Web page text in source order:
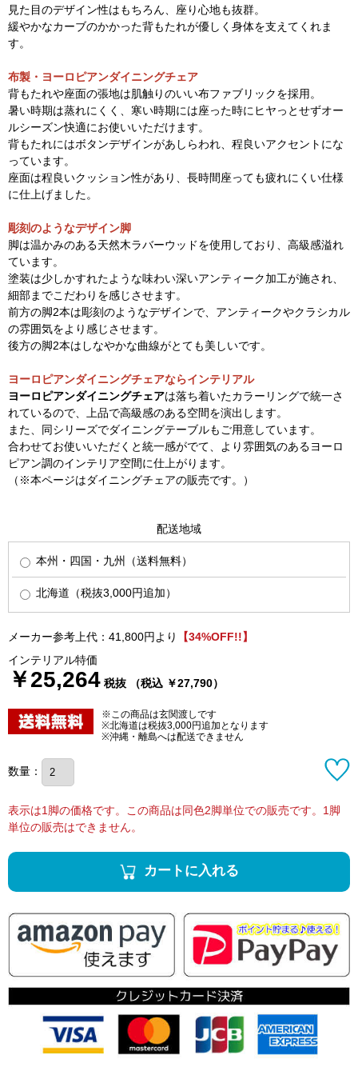
見た目のデザイン性はもちろん、座り心地も抜群。
緩やかなカーブのかかった背もたれが優しく身体を支えてくれま
す。
布製・ヨーロピアンダイニングチェア
背もたれや座面の張地は肌触りのいい布ファブリックを採用。
暑い時期は蒸れにくく、寒い時期には座った時にヒヤっとせずオー
ルシーズン快適にお使いいただけます。
背もたれにはボタンデザインがあしらわれ、程良いアクセントにな
っています。
座面は程良いクッション性があり、長時間座っても疲れにくい仕様
に仕上げました。
彫刻のようなデザイン脚
脚は温かみのある天然木ラバーウッドを使用しており、高級感溢れ
ています。
塗装は少しかすれたような味わい深いアンティーク加工が施され、
細部までこだわりを感じさせます。
前方の脚2本は彫刻のようなデザインで、アンティークやクラシカル
の雰囲気をより感じさせます。
後方の脚2本はしなやかな曲線がとても美しいです。
ヨーロピアンダイニングチェアならインテリアル
ヨーロピアンダイニングチェアは落ち着いたカラーリングで統一さ
れているので、上品で高級感のある空間を演出します。
また、同シリーズでダイニングテーブルもご用意しています。
合わせてお使いいただくと統一感がでて、より雰囲気のあるヨーロ
ピアン調のインテリア空間に仕上がります。
（※本ページはダイニングチェアの販売です。）
配送地域
本州・四国・九州（送料無料）
北海道（税抜3,000円追加）
メーカー参考上代：41,800円より
【34%OFF!!】
インテリアル特価
￥25,264 税抜 （税込 ￥27,790）
※この商品は玄関渡しです
※北海道は税抜3,000円追加となります
※沖縄・離島へは配送できません
数量：
表示は1脚の価格です。この商品は同色2脚単位での販売です。1脚
単位の販売はできません。
カートに入れる